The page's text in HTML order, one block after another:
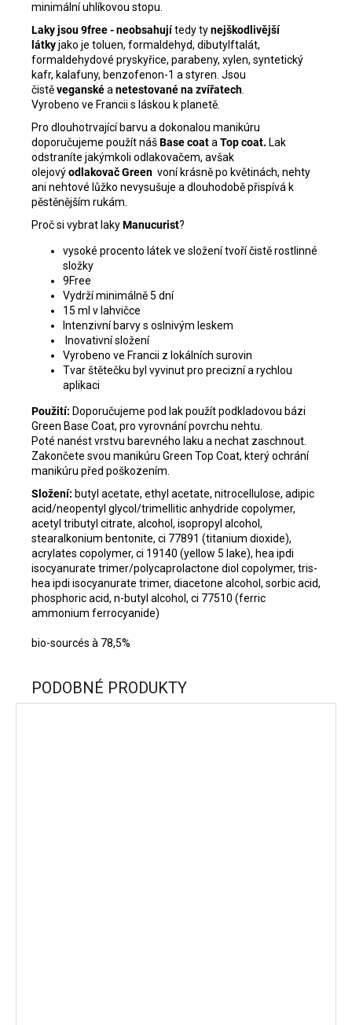
minimální uhlíkovou stopu.
Laky jsou 9free - neobsahujítedy tynejškodlivější
látkyjako je toluen, formaldehyd, dibutylftalát,
formaldehydové pryskyřice, parabeny, xylen, syntetický
kafr, kalafuny, benzofenon-1 a styren. Jsou
čistěveganskéanetestované na zvířatech.
Vyrobeno ve Francii s láskou k planetě.
Pro dlouhotrvající barvu a dokonalou manikúru
doporučujeme použít nášBase coataTop coat. Lak
odstraníte jakýmkoli odlakovačem, avšak
olejovýodlakovač Green voní krásně po květinách, nehty
ani nehtové lůžko nevysušuje a dlouhodobě přispívá k
pěstěnějším rukám.
Proč si vybrat lakyManucurist?
vysoké procento látek ve složení tvoří čistě rostlinné
složky
9Free
Vydrží minimálně 5 dní
15 ml v lahvičce
Intenzivní barvy s oslnivým leskem
Inovativní složení
Vyrobeno ve Francii z lokálních surovin
Tvar štětečku byl vyvinut pro precizní a rychlou
aplikaci
Použití: Doporučujeme pod lak použít podkladovou bázi
Green Base Coat, pro vyrovnání povrchu nehtu.
Poté nanést vrstvu barevného laku a nechat zaschnout.
Zakončete svou manikúru Green Top Coat, který ochrání
manikúru před poškozením.
Složení: butyl acetate, ethyl acetate, nitrocellulose, adipic
acid/neopentyl glycol/trimellitic anhydride copolymer,
acetyl tributyl citrate, alcohol, isopropyl alcohol,
stearalkonium bentonite, ci 77891 (titanium dioxide),
acrylates copolymer, ci 19140 (yellow 5 lake), hea ipdi
isocyanurate trimer/polycaprolactone diol copolymer, tris-
hea ipdi isocyanurate trimer, diacetone alcohol, sorbic acid,
phosphoric acid, n-butyl alcohol, ci 77510 (ferric
ammonium ferrocyanide)
bio-sourcés à 78,5%
PODOBNÉ PRODUKTY